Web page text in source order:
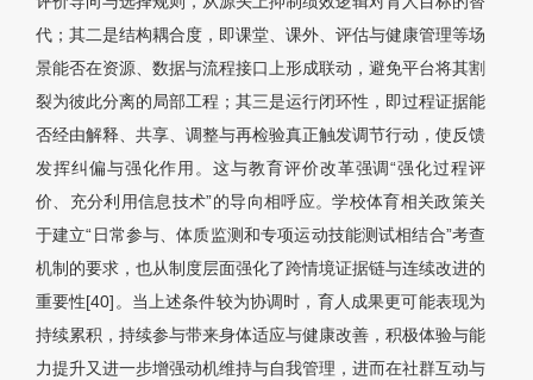
代；其二是结构耦合度，即课堂、课外、评估与健康管理等场
景能否在资源、数据与流程接口上形成联动，避免平台将其割
裂为彼此分离的局部工程；其三是运行闭环性，即过程证据能
否经由解释、共享、调整与再检验真正触发调节行动，使反馈
发挥纠偏与强化作用。这与教育评价改革强调“强化过程评
价、充分利用信息技术”的导向相呼应。学校体育相关政策关
于建立“日常参与、体质监测和专项运动技能测试相结合”考查
机制的要求，也从制度层面强化了跨情境证据链与连续改进的
重要性[40]。当上述条件较为协调时，育人成果更可能表现为
持续累积，持续参与带来身体适应与健康改善，积极体验与能
力提升又进一步增强动机维持与自我管理，进而在社群互动与